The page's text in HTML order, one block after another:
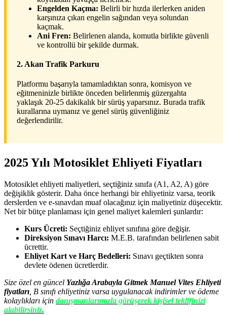
Engelden Kaçma: Belirli bir hızda ilerlerken aniden
karşınıza çıkan engelin sağından veya solundan
kaçmak.
Ani Fren: Belirlenen alanda, komutla birlikte güvenli
ve kontrollü bir şekilde durmak.
2. Akan Trafik Parkuru
Platformu başarıyla tamamladıktan sonra, komisyon ve
eğitmeninizle birlikte önceden belirlenmiş güzergahta
yaklaşık 20-25 dakikalık bir sürüş yaparsınız. Burada trafik
kurallarına uymanız ve genel sürüş güvenliğiniz
değerlendirilir.
2025 Yılı Motosiklet Ehliyeti Fiyatları
Motosiklet ehliyeti maliyetleri, seçtiğiniz sınıfa (A1, A2, A) göre
değişiklik gösterir. Daha önce herhangi bir ehliyetiniz varsa, teorik
derslerden ve e-sınavdan muaf olacağınız için maliyetiniz düşecektir.
Net bir bütçe planlaması için genel maliyet kalemleri şunlardır:
Kurs Ücreti: Seçtiğiniz ehliyet sınıfına göre değişir.
Direksiyon Sınavı Harcı: M.E.B. tarafından belirlenen sabit
ücrettir.
Ehliyet Kart ve Harç Bedelleri: Sınavı geçtikten sonra
devlete ödenen ücretlerdir.
Size özel en güncel Yazlığa Arabayla Gitmek Manuel Vites Ehliyeti
fiyatları , B sınıfı ehliyetiniz varsa uygulanacak indirimler ve ödeme
kolaylıkları için danışmanlarımızla görüşerek kişisel teklifinizi
alabilirsiniz.